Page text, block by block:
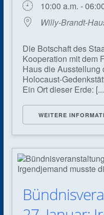
10:00 a.m. -
Willy-Brandt-
Die Botschaft des
Kooperation mit dem
Haus die Ausstellung
Holocaust-
Ein Ort dieser Erde:
WEITERE